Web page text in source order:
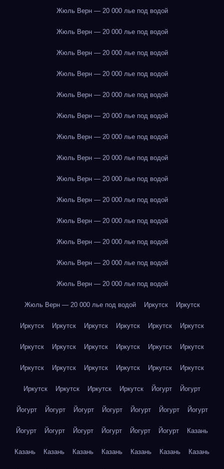
Жюль Верн — 20 000 лье под водой
Жюль Верн — 20 000 лье под водой
Жюль Верн — 20 000 лье под водой
Жюль Верн — 20 000 лье под водой
Жюль Верн — 20 000 лье под водой
Жюль Верн — 20 000 лье под водой
Жюль Верн — 20 000 лье под водой
Жюль Верн — 20 000 лье под водой
Жюль Верн — 20 000 лье под водой
Жюль Верн — 20 000 лье под водой
Жюль Верн — 20 000 лье под водой
Жюль Верн — 20 000 лье под водой
Жюль Верн — 20 000 лье под водой
Жюль Верн — 20 000 лье под водой
Жюль Верн — 20 000 лье под водой Иркутск Иркутск
Иркутск Иркутск Иркутск Иркутск Иркутск Иркутск
Иркутск Иркутск Иркутск Иркутск Иркутск Иркутск
Иркутск Иркутск Иркутск Иркутск Иркутск Иркутск
Иркутск Иркутск Иркутск Иркутск Йогурт Йогурт
Йогурт Йогурт Йогурт Йогурт Йогурт Йогурт Йогурт
Йогурт Йогурт Йогурт Йогурт Йогурт Йогурт Казань
Казань Казань Казань Казань Казань Казань Казань